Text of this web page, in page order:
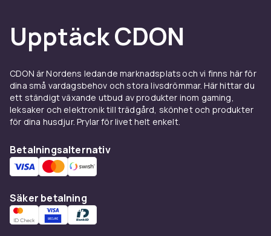
Upptäck CDON
CDON är Nordens ledande marknadsplats och vi finns här för
dina små vardagsbehov och stora livsdrömmar. Här hittar du
ett ständigt växande utbud av produkter inom gaming,
leksaker och elektronik till trädgård, skönhet och produkter
för dina husdjur. Prylar för livet helt enkelt.
Betalningsalternativ
Säker betalning